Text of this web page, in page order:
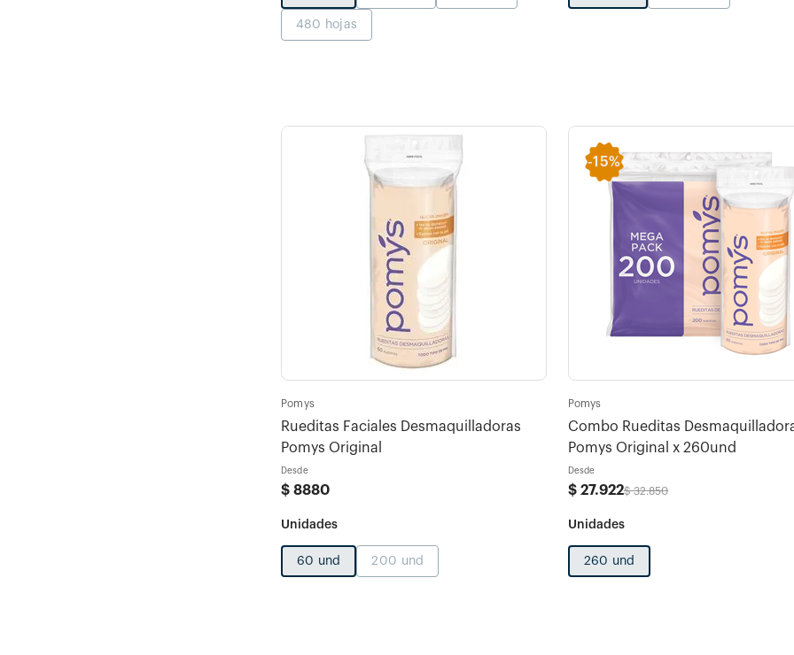
480 hojas
Pomys
Rueditas Faciales Desmaquilladoras
Pomys Original
Desde
$ 8880
60 und 200 und
-15%
Pomys
Combo Rueditas
Pomys Original x 260und
Desde
$ 27.922$ 32.850
260 und